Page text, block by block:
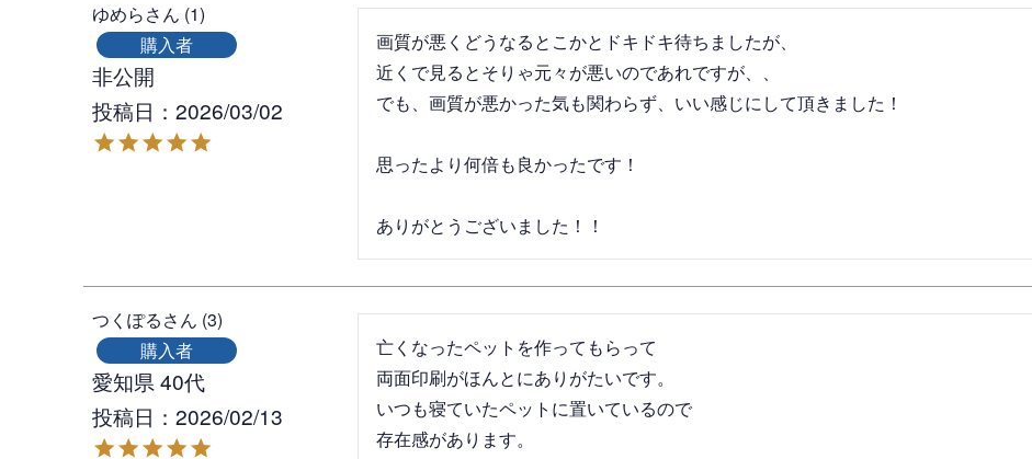
ゆめら
1
購入者
非公開
投稿日
2026/03/02
画質が悪くどうなるとこかとドキドキ待ちましたが、
近くで見るとそりゃ元々が悪いのであれですが、、
でも、画質が悪かった気も関わらず、いい感じにして頂きました！
思ったより何倍も良かったです！
ありがとうございました！！
つくぽる
3
購入者
愛知県 40代
投稿日
2026/02/13
亡くなったペットを作ってもらって
両面印刷がほんとにありがたいです。
いつも寝ていたペットに置いているので
存在感があります。